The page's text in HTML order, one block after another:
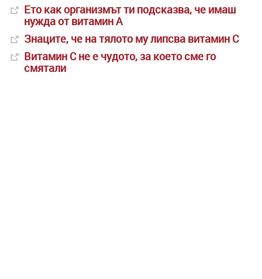
Ето как организмът ти подсказва, че имаш
нужда от витамин А
Знаците, че на тялото му липсва витамин C
Витамин C не е чудото, за което сме го
смятали